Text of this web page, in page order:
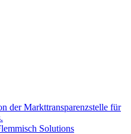
der Markttransparenzstelle für
Solutions